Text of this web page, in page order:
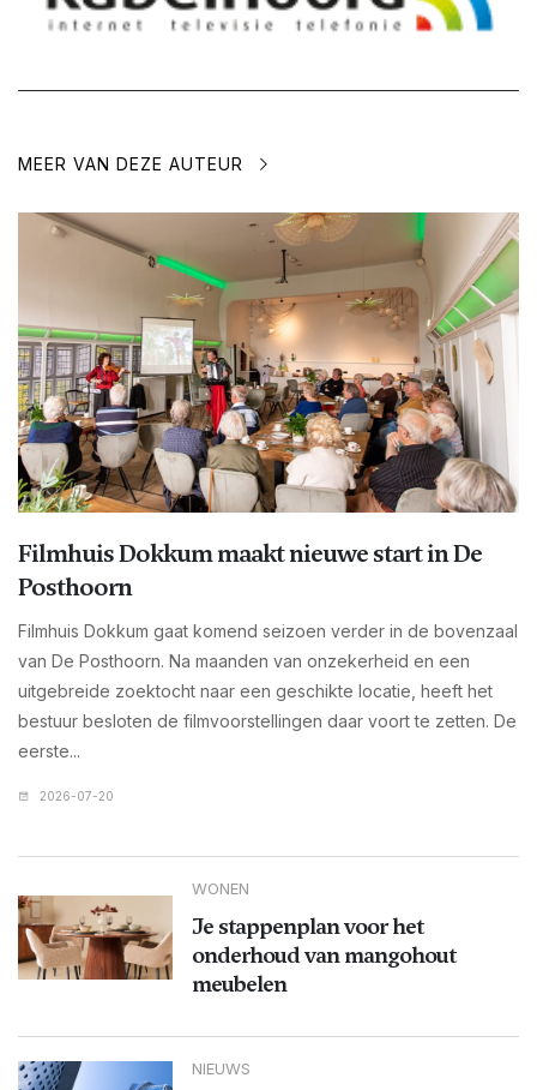
MEER VAN DEZE AUTEUR
Filmhuis Dokkum maakt nieuwe start in De
Posthoorn
Filmhuis Dokkum gaat komend seizoen verder in de bovenzaal
van De Posthoorn. Na maanden van onzekerheid en een
uitgebreide zoektocht naar een geschikte locatie, heeft het
bestuur besloten de filmvoorstellingen daar voort te zetten. De
eerste...
2026-07-20
WONEN
Je stappenplan voor het
onderhoud van mangohout
meubelen
NIEUWS